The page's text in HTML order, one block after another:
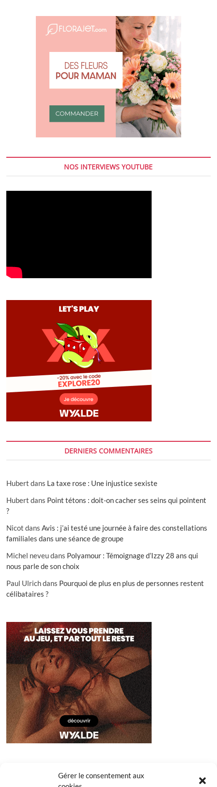
Gérer le consentement aux
NOS INTERVIEWS YOUTUBE
DERNIERS COMMENTAIRES
Hubert dans La taxe rose : Une injustice sexiste
Hubert dans Point tétons : doit-on cacher ses seins qui pointent
?
Nicot dansAvis : j’ai testé une journée à faire des constellations
familiales dans une séance de groupe
Michel neveudans Polyamour : Témoignage d’Izzy 28 ans qui
nous parle de son choix
Paul Ulrichdans Pourquoi de plus en plus de personnes restent
célibataires ?